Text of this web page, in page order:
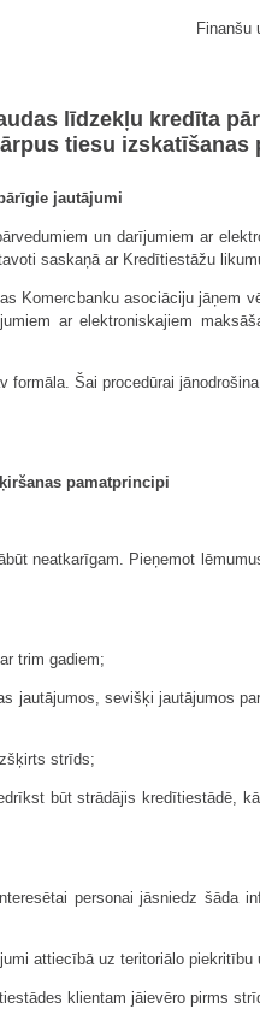
Finanšu
līdzekļu kredīta
tiesu
jautājumi
un darījumiem ar
saskaņā ar Kredītiestāžu
Komercbanku asociāciju jāņem
ar elektroniskajiem
Šai procedūrai
pamatprincipi
neatkarīgam. Pieņemot
trim gadiem;
jautājumos, sevišķi jautājumos
strīds;
būt strādājis kredītiestādē,
personai jāsniedz šāda
attiecībā uz teritoriālo piekritību
klientam jāievēro pirms